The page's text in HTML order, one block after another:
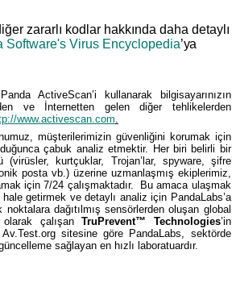
zararlı kodlar hakkında daha detaylı
Software's Virus Encyclopedia’ya
ActiveScan’i kullanarak bilgisayarınızın
ve İnternetten gelen diğer tehlikelerden
www.activescan.com.
müşterilerimizin güvenliğini korumak için
çabuk analiz etmektir. Her biri belirli bir
(virüsler, kurtçuklar, Trojan’lar, spyware, şifre
posta vb.) üzerine uzmanlaşmış ekiplerimiz,
için 7/24 çalışmaktadır. Bu amaca ulaşmak
getirmek ve detaylı analiz için PandaLabs’a
dağıtılmış sensörlerden oluşan global
olarak çalışanTruPrevent™ Technologies’in
Av.Test.org sitesine göre PandaLabs, sektörde
sağlayan en hızlı laboratuardır.